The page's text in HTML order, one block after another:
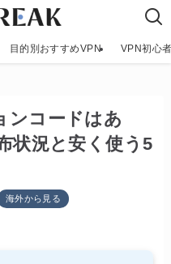
目的別おすすめVPN VPN初心
ンコードはあ
状況と安く使う5
海外から見る